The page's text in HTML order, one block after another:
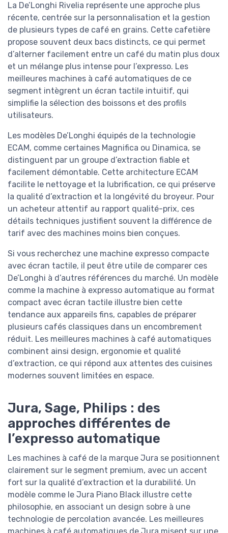
La De’Longhi Rivelia représente une approche plus
récente, centrée sur la personnalisation et la gestion
de plusieurs types de café en grains. Cette cafetière
propose souvent deux bacs distincts, ce qui permet
d’alterner facilement entre un café du matin plus doux
et un mélange plus intense pour l’expresso. Les
meilleures machines à café automatiques de ce
segment intègrent un écran tactile intuitif, qui
simplifie la sélection des boissons et des profils
utilisateurs.
Les modèles De’Longhi équipés de la technologie
ECAM, comme certaines Magnifica ou Dinamica, se
distinguent par un groupe d’extraction fiable et
facilement démontable. Cette architecture ECAM
facilite le nettoyage et la lubrification, ce qui préserve
la qualité d’extraction et la longévité du broyeur. Pour
un acheteur attentif au rapport qualité-prix, ces
détails techniques justifient souvent la différence de
tarif avec des machines moins bien conçues.
Si vous recherchez une machine expresso compacte
avec écran tactile, il peut être utile de comparer ces
De’Longhi à d’autres références du marché. Un modèle
comme la machine à expresso automatique au format
compact avec écran tactile illustre bien cette
tendance aux appareils fins, capables de préparer
plusieurs cafés classiques dans un encombrement
réduit. Les meilleures machines à café automatiques
combinent ainsi design, ergonomie et qualité
d’extraction, ce qui répond aux attentes des cuisines
modernes souvent limitées en espace.
Jura, Sage, Philips : des
approches différentes de
l’expresso automatique
Les machines à café de la marque Jura se positionnent
clairement sur le segment premium, avec un accent
fort sur la qualité d’extraction et la durabilité. Un
modèle comme le Jura Piano Black illustre cette
philosophie, en associant un design sobre à une
technologie de percolation avancée. Les meilleures